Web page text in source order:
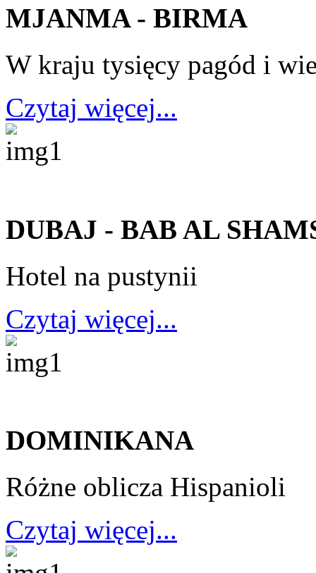
MJANMA - BIRMA
W kraju tysięcy pagód i
Czytaj więcej...
DUBAJ - BAB AL
Hotel na pustynii
Czytaj więcej...
DOMINIKANA
Różne oblicza Hispanioli
Czytaj więcej...